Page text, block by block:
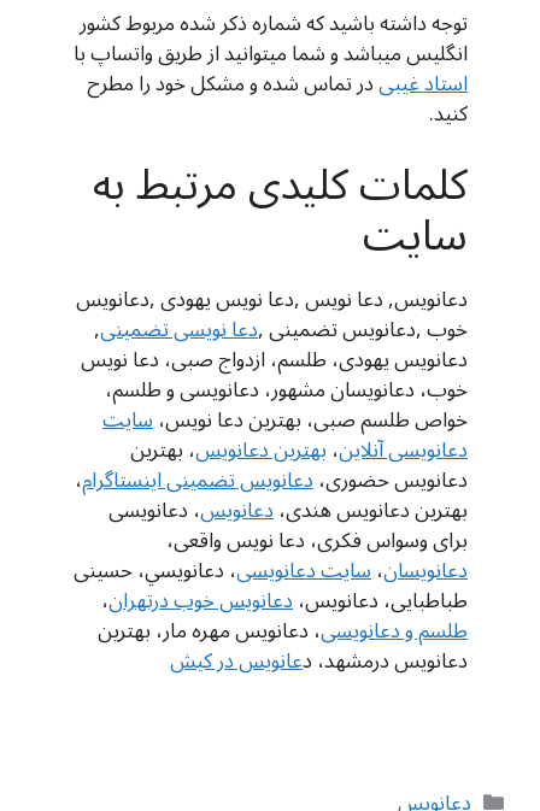
توجه داشته باشید که شماره ذکر شده مربوط کشور
انگلیس میباشد و شما میتوانید از طریق واتساپ با
استاد غیبیدر تماس شده و مشکل خود را مطرح
کنید.
کلمات کلیدی مرتبط به
سایت
دعانویس, دعا نویس ,دعا نویس یهودی ,دعانویس
خوب ,دعانویس تضمینی ,دعا نویسی تضمینی,
دعانویس یهودی، طلسم، ازدواج صبی، دعا نویس
خوب، دعانویسان مشهور، دعانویسی و طلسم،
خواص طلسم صبی، بهترین دعا نویس،سایت
دعانویسی آنلاین،بهترین دعانویس، بهترین
دعانویس حضوری،دعانویس تضمینی اینستاگرام،
بهترین دعانویس هندی،دعانويس، دعانویسی
برای وسواس فکری، دعا نویس واقعی،
دعانویسان،سایت دعانویسی، دعانويسي، حسینی
طباطبایی، دعانویس،دعانویس خوب درتهران،
طلسم و دعانویسی، دعانویس مهره مار، بهترین
دعانویس درمشهد، دعانویس در کیش
دسته‌ها